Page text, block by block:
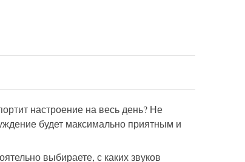
настроение на весь день? Не
будет максимально приятным и
выбираете, с каких звуков